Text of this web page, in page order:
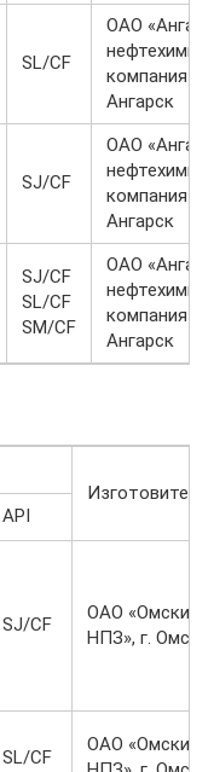
SL/CF
ОАО
компания», г.
Ангарск
SJ/CF
ОАО
компания», г.
Ангарск
SJ/CF
SL/CF
SM/CF
ОАО
компания», г.
Ангарск
Изготовитель
АPI
SJ/CF
ОАО «Омский
НПЗ», г. Омск
SL/CF
ОАО «Омский